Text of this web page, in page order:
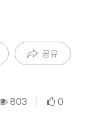
공유
803 0